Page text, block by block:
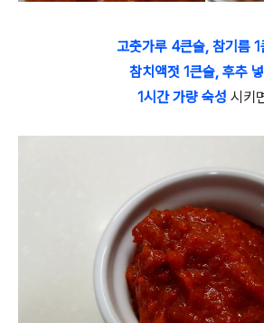
고춧가루 4큰술, 참기름 1
참치액젓 1큰술, 후추
1시간 가량 숙성 시키